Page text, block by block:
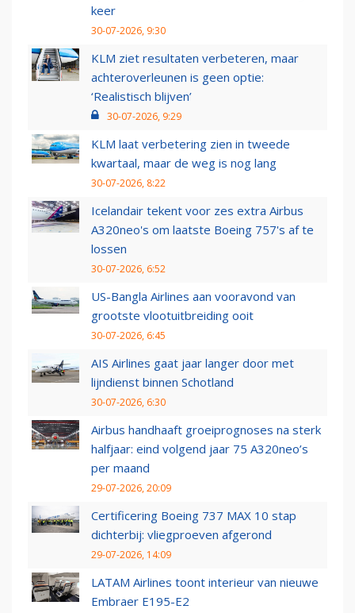
keer
30-07-2026, 9:30
KLM ziet resultaten verbeteren, maar
achteroverleunen is geen optie:
‘Realistisch blijven’
30-07-2026, 9:29
KLM laat verbetering zien in tweede
kwartaal, maar de weg is nog lang
30-07-2026, 8:22
Icelandair tekent voor zes extra Airbus
A320neo's om laatste Boeing 757's af te
lossen
30-07-2026, 6:52
US-Bangla Airlines aan vooravond van
grootste vlootuitbreiding ooit
30-07-2026, 6:45
AIS Airlines gaat jaar langer door met
lijndienst binnen Schotland
30-07-2026, 6:30
Airbus handhaaft groeiprognoses na sterk
halfjaar: eind volgend jaar 75 A320neo’s
per maand
29-07-2026, 20:09
Certificering Boeing 737 MAX 10 stap
dichterbij: vliegproeven afgerond
29-07-2026, 14:09
LATAM Airlines toont interieur van nieuwe
Embraer E195-E2